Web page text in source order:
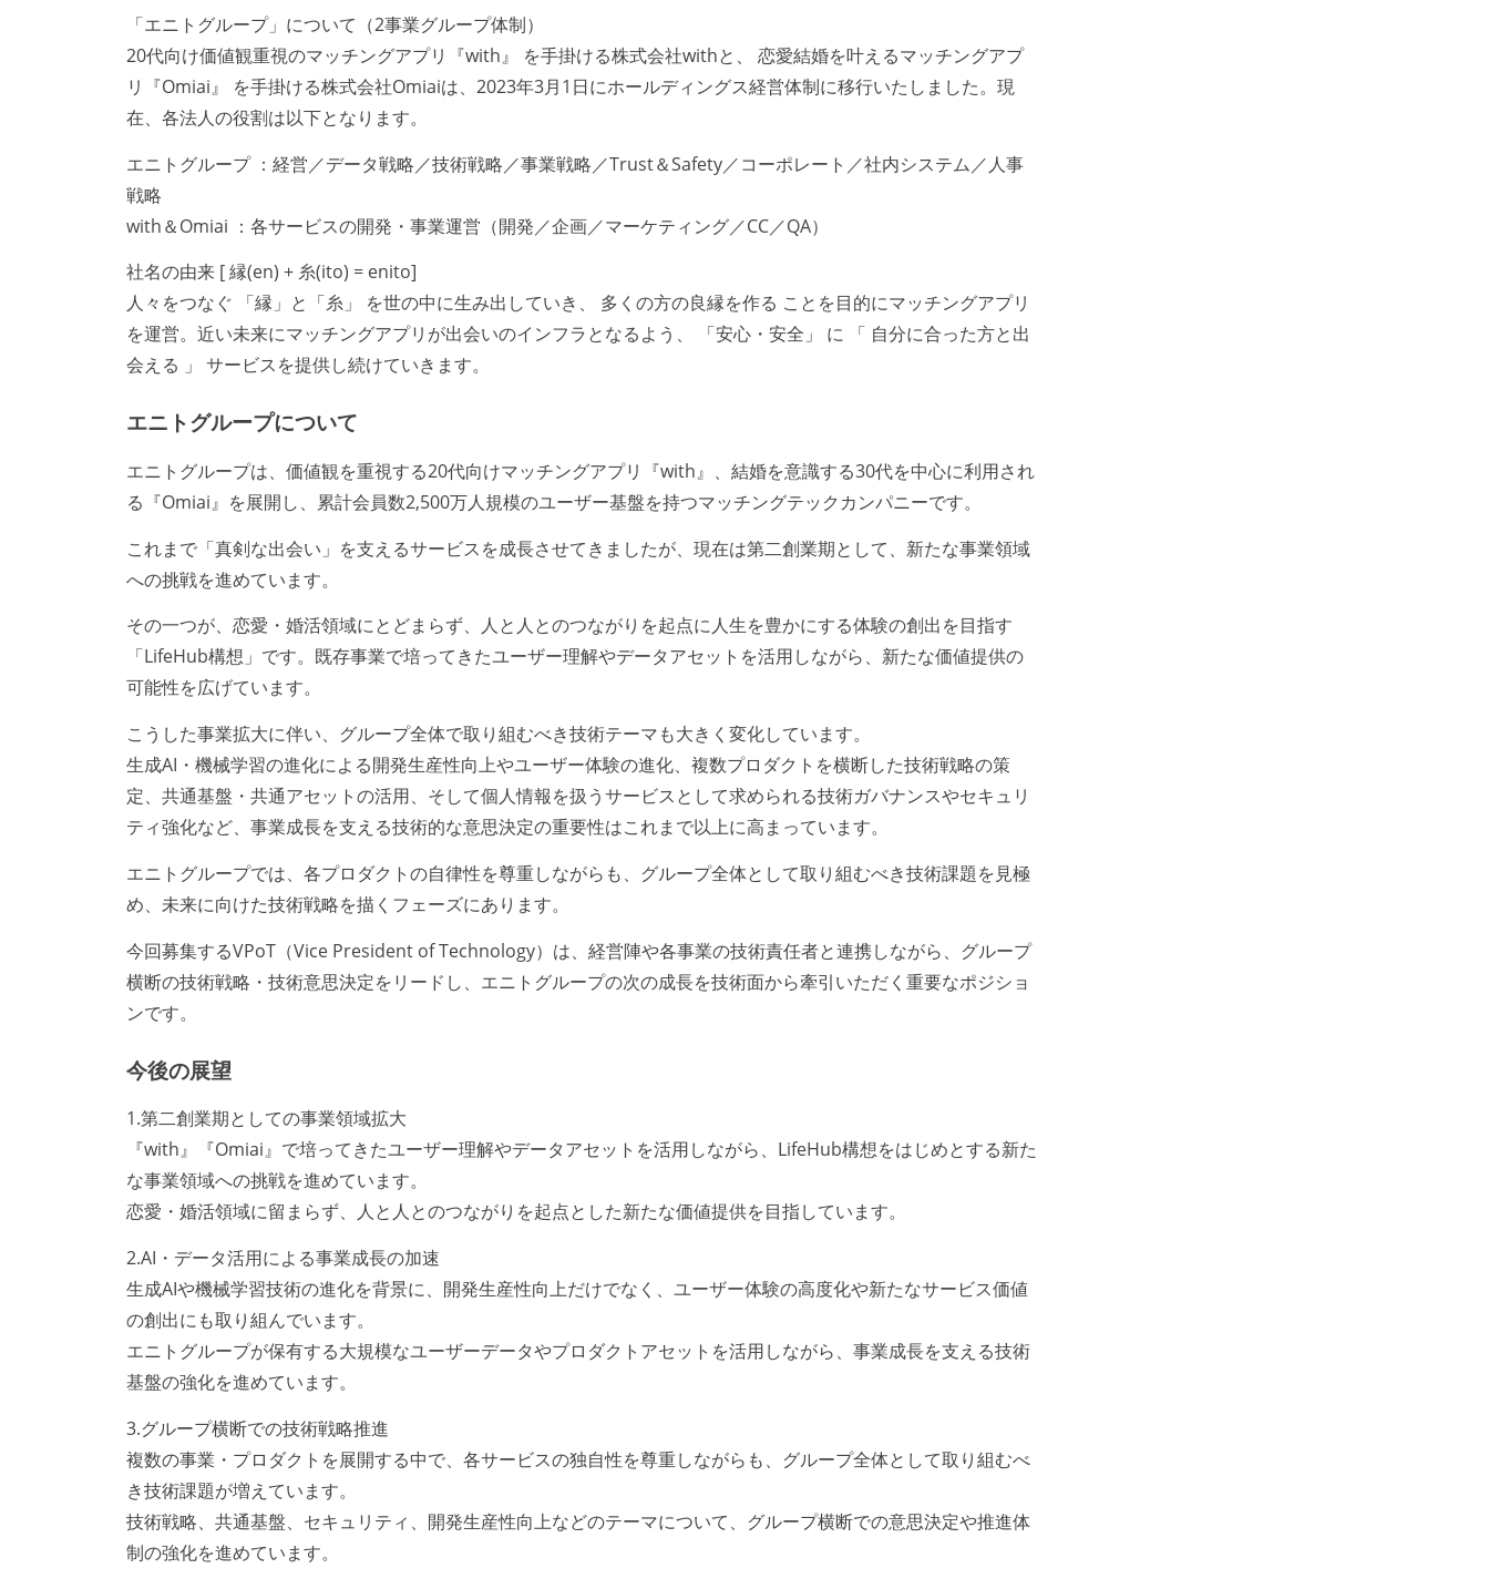
「エニトグループ」について（2事業グループ体制）
20代向け価値観重視のマッチングアプリ『with』 を手掛ける株式会社withと、 恋愛結婚を叶えるマッチングアプ
リ『Omiai』 を手掛ける株式会社Omiaiは、2023年3月1日にホールディングス経営体制に移行いたしました。現
在、各法人の役割は以下となります。
エニトグループ ：経営／データ戦略／技術戦略／事業戦略／Trust＆Safety／コーポレート／社内システム／人事
戦略
with＆Omiai ：各サービスの開発・事業運営（開発／企画／マーケティング／CC／QA）
社名の由来 [ 縁(en) + 糸(ito) = enito]
人々をつなぐ 「縁」と「糸」 を世の中に生み出していき、 多くの方の良縁を作る ことを目的にマッチングアプリ
を運営。近い未来にマッチングアプリが出会いのインフラとなるよう、 「安心・安全」 に 「 自分に合った方と出
会える 」 サービスを提供し続けていきます。
エニトグループについて
エニトグループは、価値観を重視する20代向けマッチングアプリ『with』、結婚を意識する30代を中心に利用され
る『Omiai』を展開し、累計会員数2,500万人規模のユーザー基盤を持つマッチングテックカンパニーです。
これまで「真剣な出会い」を支えるサービスを成長させてきましたが、現在は第二創業期として、新たな事業領域
への挑戦を進めています。
その一つが、恋愛・婚活領域にとどまらず、人と人とのつながりを起点に人生を豊かにする体験の創出を目指す
「LifeHub構想」です。既存事業で培ってきたユーザー理解やデータアセットを活用しながら、新たな価値提供の
可能性を広げています。
こうした事業拡大に伴い、グループ全体で取り組むべき技術テーマも大きく変化しています。
生成AI・機械学習の進化による開発生産性向上やユーザー体験の進化、複数プロダクトを横断した技術戦略の策
定、共通基盤・共通アセットの活用、そして個人情報を扱うサービスとして求められる技術ガバナンスやセキュリ
ティ強化など、事業成長を支える技術的な意思決定の重要性はこれまで以上に高まっています。
エニトグループでは、各プロダクトの自律性を尊重しながらも、グループ全体として取り組むべき技術課題を見極
め、未来に向けた技術戦略を描くフェーズにあります。
今回募集するVPoT（Vice President of Technology）は、経営陣や各事業の技術責任者と連携しながら、グループ
横断の技術戦略・技術意思決定をリードし、エニトグループの次の成長を技術面から牽引いただく重要なポジショ
ンです。
今後の展望
1.第二創業期としての事業領域拡大
『with』『Omiai』で培ってきたユーザー理解やデータアセットを活用しながら、LifeHub構想をはじめとする新た
な事業領域への挑戦を進めています。
恋愛・婚活領域に留まらず、人と人とのつながりを起点とした新たな価値提供を目指しています。
2.AI・データ活用による事業成長の加速
生成AIや機械学習技術の進化を背景に、開発生産性向上だけでなく、ユーザー体験の高度化や新たなサービス価値
の創出にも取り組んでいます。
エニトグループが保有する大規模なユーザーデータやプロダクトアセットを活用しながら、事業成長を支える技術
基盤の強化を進めています。
3.グループ横断での技術戦略推進
複数の事業・プロダクトを展開する中で、各サービスの独自性を尊重しながらも、グループ全体として取り組むべ
き技術課題が増えています。
技術戦略、共通基盤、セキュリティ、開発生産性向上などのテーマについて、グループ横断での意思決定や推進体
制の強化を進めています。